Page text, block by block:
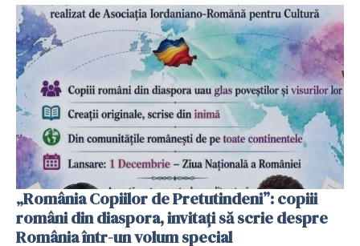
„România Copiilor de Pretutindeni”: copiii
români din diaspora, invitați să scrie despre
România într-un volum special